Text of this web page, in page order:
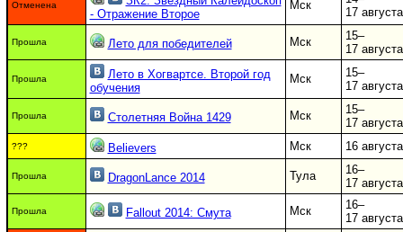
Отменена
- Отражение Второе
Мск
17 августа
Прошла Лето для победителей Мск
15–
17 августа
Прошла
Лето в Хогвартсе. Второй год
обучения
Мск
15–
17 августа
Прошла Столетняя Война 1429 Мск
15–
17 августа
??? Believers Мск 16 августа
Прошла DragonLance 2014 Тула
16–
17 августа
Прошла Fallout 2014: Смута Мск
16–
17 августа